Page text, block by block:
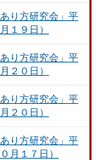
り方研究会」平
１９日）
り方研究会」平
２０日）
り方研究会」平
２０日）
り方研究会」平
月１７日）